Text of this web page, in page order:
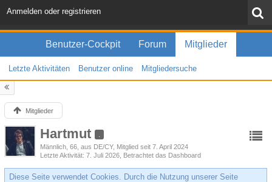
Anmelden oder registrieren
Benutzer-Cockpit Forum Mitglieder
Letzte Aktivitäten Benutzer online Mitgliedersuche
Mitglieder
Hartmut
Männlich 66 aus DE/CY Mitglied seit 7. April 2024
Letzte Aktivität 7. Juli 2026 , Betrachtet das Dashboard
Diese Seite verwendet Cookies. Durch die Nutzung unserer Seite